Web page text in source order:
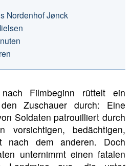
Nordenhof Jønck
Filmbeginn rüttelt ein
Zuschauer durch: Eine
Soldaten patrouilliert durch
vorsichtigen, bedächtigen,
nach dem anderen. Doch
unternimmt einen fatalen